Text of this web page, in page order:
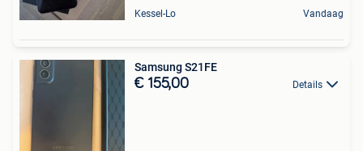
Kessel-Lo Vandaag
Samsung S21FE
€ 155,00 Details